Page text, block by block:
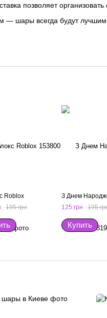
позволяет
— шары всегда будут
Roblox
195 грн
З Днем
125 грн
195
Купить